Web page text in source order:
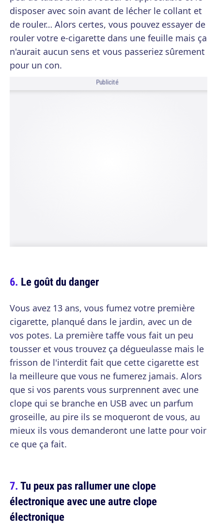
disposer avec soin avant de lécher le collant et
de rouler… Alors certes, vous pouvez essayer de
rouler votre e-cigarette dans une feuille mais ça
n'aurait aucun sens et vous passeriez sûrement
pour un con.
Publicité
Le goût du danger
Vous avez 13 ans, vous fumez votre première
cigarette, planqué dans le jardin, avec un de
vos potes. La première taffe vous fait un peu
tousser et vous trouvez ça dégueulasse mais le
frisson de l'interdit fait que cette cigarette est
la meilleure que vous ne fumerez jamais. Alors
que si vos parents vous surprennent avec une
clope qui se branche en USB avec un parfum
groseille, au pire ils se moqueront de vous, au
mieux ils vous demanderont une latte pour voir
ce que ça fait.
Tu peux pas rallumer une clope
électronique avec une autre clope
électronique